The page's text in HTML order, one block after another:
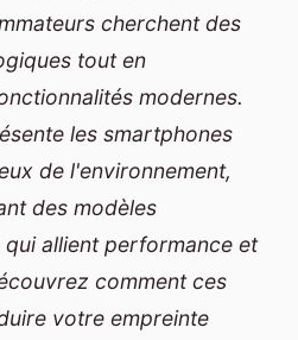
cherchent des
tout en
modernes.
les smartphones
de l'environnement,
des modèles
allient performance et
comment ces
votre empreinte